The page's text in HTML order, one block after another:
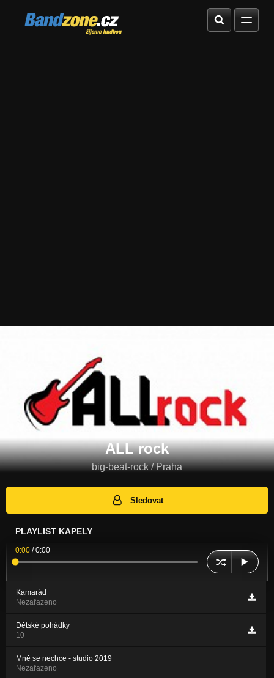
Bandzone.cz
žijeme hudbou
ALL rock
big-beat-rock / Praha
Sledovat
PLAYLIST KAPELY
0:00 /0:00
Kamarád
Nezařazeno
Dětské pohádky
10
Mně se nechce - studio 2019
Nezařazeno